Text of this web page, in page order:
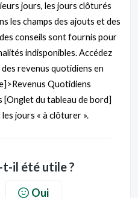
jours, les jours clôturés
les champs des ajouts et des
conseils sont fournis pour
indisponibles. Accédez
revenus quotidiens en
Quotidiens
du tableau de bord]
jours « à clôturer ».
il été utile ?
Oui